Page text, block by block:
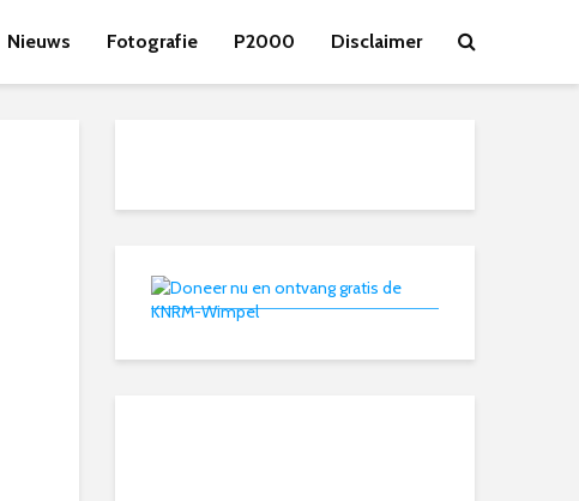
Nieuws Fotografie P2000 Disclaimer